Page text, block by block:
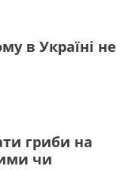
в Україні не
гриби на
чи